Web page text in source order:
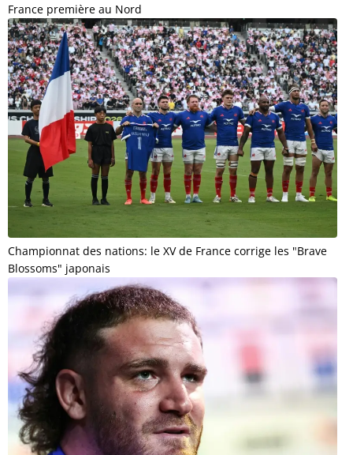
France première au Nord
Championnat des nations: le XV de France corrige les "Brave
Blossoms" japonais